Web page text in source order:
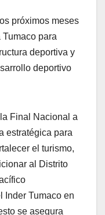
próximos meses
para
deportiva y
deportivo
Final Nacional a
estratégica para
el turismo,
al Distrito
Inder Tumaco en
se asegura